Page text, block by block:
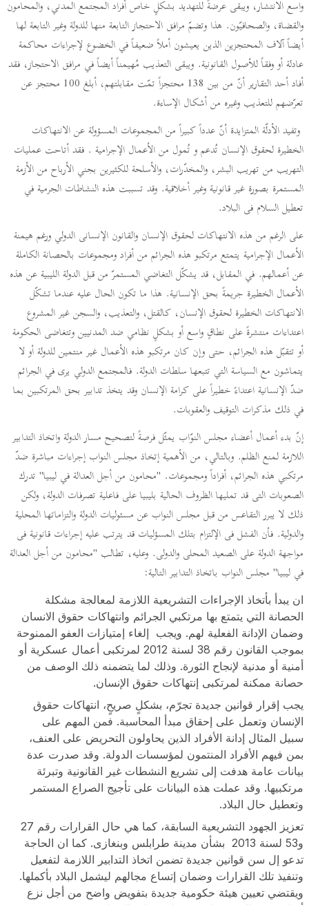
واسع الانتشار، ويبقى عرضةً للتهديد بشكلٍ خاص أفراد المجتمع المدني، والمحامون
والقضاة، والصحافيّون. هذا وتضمّ مرافق الاحتجاز التابعة منها للدولة وغير التابعة لها
أيضاً آلاف المحتجزين الذين يعيشون أملاً ضعيفاً في الخضوع لإجراءات محاكمة
عادلة أو وفقاً للأصول القانونية. ويبقى التعذيب مُهيمناً أيضاً في مرافق الاحتجاز، فقد
أفاد أحد التقارير أنّ من بين 138 محتجزاً تمّت مقابلتهم، أبلغ 100 محتجز عن
تعرّضهم للتعذيب وغيره من أشكال الإساءة.
وتفيد الأدلّة المتزايدة أنّ عدداً كبيراً من المجموعات المسؤولة عن الانتهاكات
الخطيرة لحقوق الإنسان تُدعم و تُمول من الأعمال الإجرامية . فقد أتاحت عمليات
التهريب من تهريب البشر، والمخدّرات، والأسلحة للكثيرين بجني الأرباح من الأزمة
المستمرة بصورة غير قانونية وغير أخلاقية. وقد تسببت هذه النشاطات الجرمية في
تعطيل السلام فى البلاد.
على الرغم من هذه الانتهاكات لحقوق الإنسان والقانون الإنسانى الدولي ورغم هيمنة
الأعمال الإجرامية يتمتع مرتكبو هذه الجرائم من أفراد ومجموعات بالحصانة الكاملة
عن أعمالهم. في المقابل، قد يشكّل التغاضي المستمرّ من قبل الدولة الليبية عن هذه
الأعمال الخطيرة جريمةً بحق الإنسانية. هذا ما تكون الحال عليه عندما تشكّل
الانتهاكات الخطيرة لحقوق الإنسان، كالقتل، والتعذيب، والسجن غير المشروع
اعتداءات منتشرةً على نطاقٍ واسع أو بشكلٍ نظامي ضد المدنيين وتتغاضى الحكومة
أو تتقبّل هذه الجرائم، حتى وإن كان مرتكبو هذه الأعمال غير منتمين للدولة أو لا
يتماشون مع السياسة التي تتبعها سلطات الدولة. فالمجتمع الدولي يرى في الجرائم
ضدّ الإنسانية اعتداءً خطيراً على كرامة الإنسان وقد يتخذ تدابير بحق المرتكبين بما
في ذلك مذكرات التوقيف والعقوبات.
إنّ بدء أعمال أعضاء مجلس النوّاب يمثّل فرصةً لتصحيح مسار الدولة واتخاذ التدابير
اللازمة لمنع الظلم. وبالتالي، من الأهمية إتخاذ مجلس النواب إجراءات مباشرة ضدّ
مرتكبي هذه الجرائم، أفراداً ومجموعات. "محامون من أجل العدالة في ليبيا" تدرك
الصعوبات التى قد تمليها الظروف الحالية بليبيا على فاعلية تصرفات الدولة، ولكن
ذلك لا يبرر التقاعس من قبل مجلس النواب عن مسئوليات الدولة والتزاماتها المحلية
والدولية. فأن الفشل فى الإلتزام بتلك المسؤليات قد يترتب عليه إجراءات قانونية فى
مواجهة الدولة على الصعيد المحلى والدولى. وعليه، تطالب "محامون من أجل العدالة
في ليبيا" مجلس النواب باتخاذ التدابير التالية:
ان يبدأ بأتخاذ الإجراءات التشريعية اللازمة لمعالجة مشكلة
الحصانة التي يتمتع بها مرتكبي الجرائم وانتهاكات حقوق الانسان
وضمان الإدانة الفعلية لهم. ويجب إلغاء إمتيازات العفو الممنوحة
بموجب القانون رقم 38 لسنة 2012 لمرتكبى أعمال عسكرية أو
أمنية أو مدنية لإنجاح الثورة. وذلك لما يتضمنه ذلك الوصف من
حصانة ممكنة لمرتكبى إنتهاكات حقوق الإنسان.
يجب إقرار قوانين جديدة تجرّم، بشكلٍ صريحٍ، انتهاكات حقوق
الإنسان وتعمل على إحقاق مبدأ المحاسبة. فمن المهم على
سبيل المثال إدانة الأفراد الذين يحاولون التحريض على العنف،
بمن فيهم الأفراد المنتمون لمؤسسات الدولة. وقد صدرت عدة
بيانات عامة هدفت إلى تشريع النشطات غير القانونية وتبرئة
مرتكبيها. وقد عملت هذه البيانات على تأجيج الصراع المستمر
وتعطيل حال البلاد.
تعزيز الجهود التشريعية السابقة، كما هي حال القرارات رقم 27
و53 لسنة 2013 بشأن مدينة طرابلس وبنغازى. كما ان الحاجة
تدعو إل سن قوانين جديدة تضمن اتخاذ التدابير اللازمة لتفعيل
وتنفيذ تلك القرارات وضمان إتساع مجالهم ليشمل البلاد بأكملها.
ويقتضي تعيين هيئة حكومية جديدة بتفويض واضح من أجل نزع